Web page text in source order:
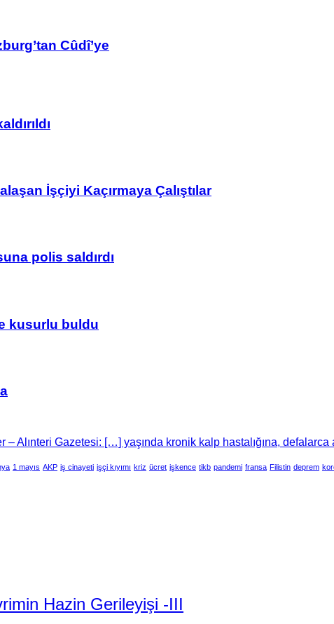
Cûdî’ye
İşçiyi Kaçırmaya Çalıştılar
polis saldırdı
kusurlu buldu
Alınteri Gazetesi: […] yaşında kronik kalp hastalığına, defalarca
1 mayıs AKP iş cinayeti işçi kıyımı kriz ücret işkence tikb pandemi fransa Filistin deprem
Hazin Gerileyişi -III